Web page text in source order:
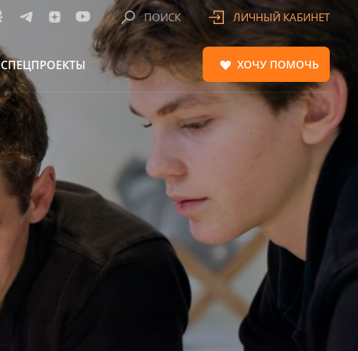
СПЕЦПРОЕКТЫ
ПОИСК ЛИЧНЫЙ КАБИНЕТ
ХОЧУ ПОМОЧЬ